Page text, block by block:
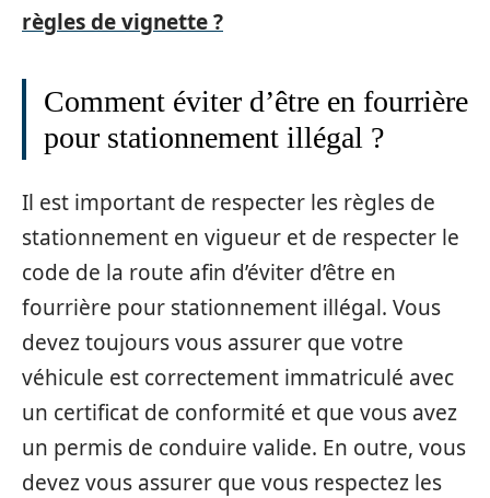
règles de vignette ?
Comment éviter d’être en fourrière
pour stationnement illégal ?
Il est important de respecter les règles de
stationnement en vigueur et de respecter le
code de la route afin d’éviter d’être en
fourrière pour stationnement illégal. Vous
devez toujours vous assurer que votre
véhicule est correctement immatriculé avec
un certificat de conformité et que vous avez
un permis de conduire valide. En outre, vous
devez vous assurer que vous respectez les